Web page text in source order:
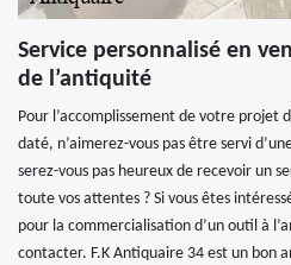
Service personnalisé en
de l’antiquité
Pour l’accomplissement de votre projet
daté, n’aimerez-vous pas être servi
serez-vous pas heureux de recevoir un
toute vos attentes ? Si vous êtes
pour la commercialisation d’un outil à
contacter. F.K Antiquaire 34 est un bon